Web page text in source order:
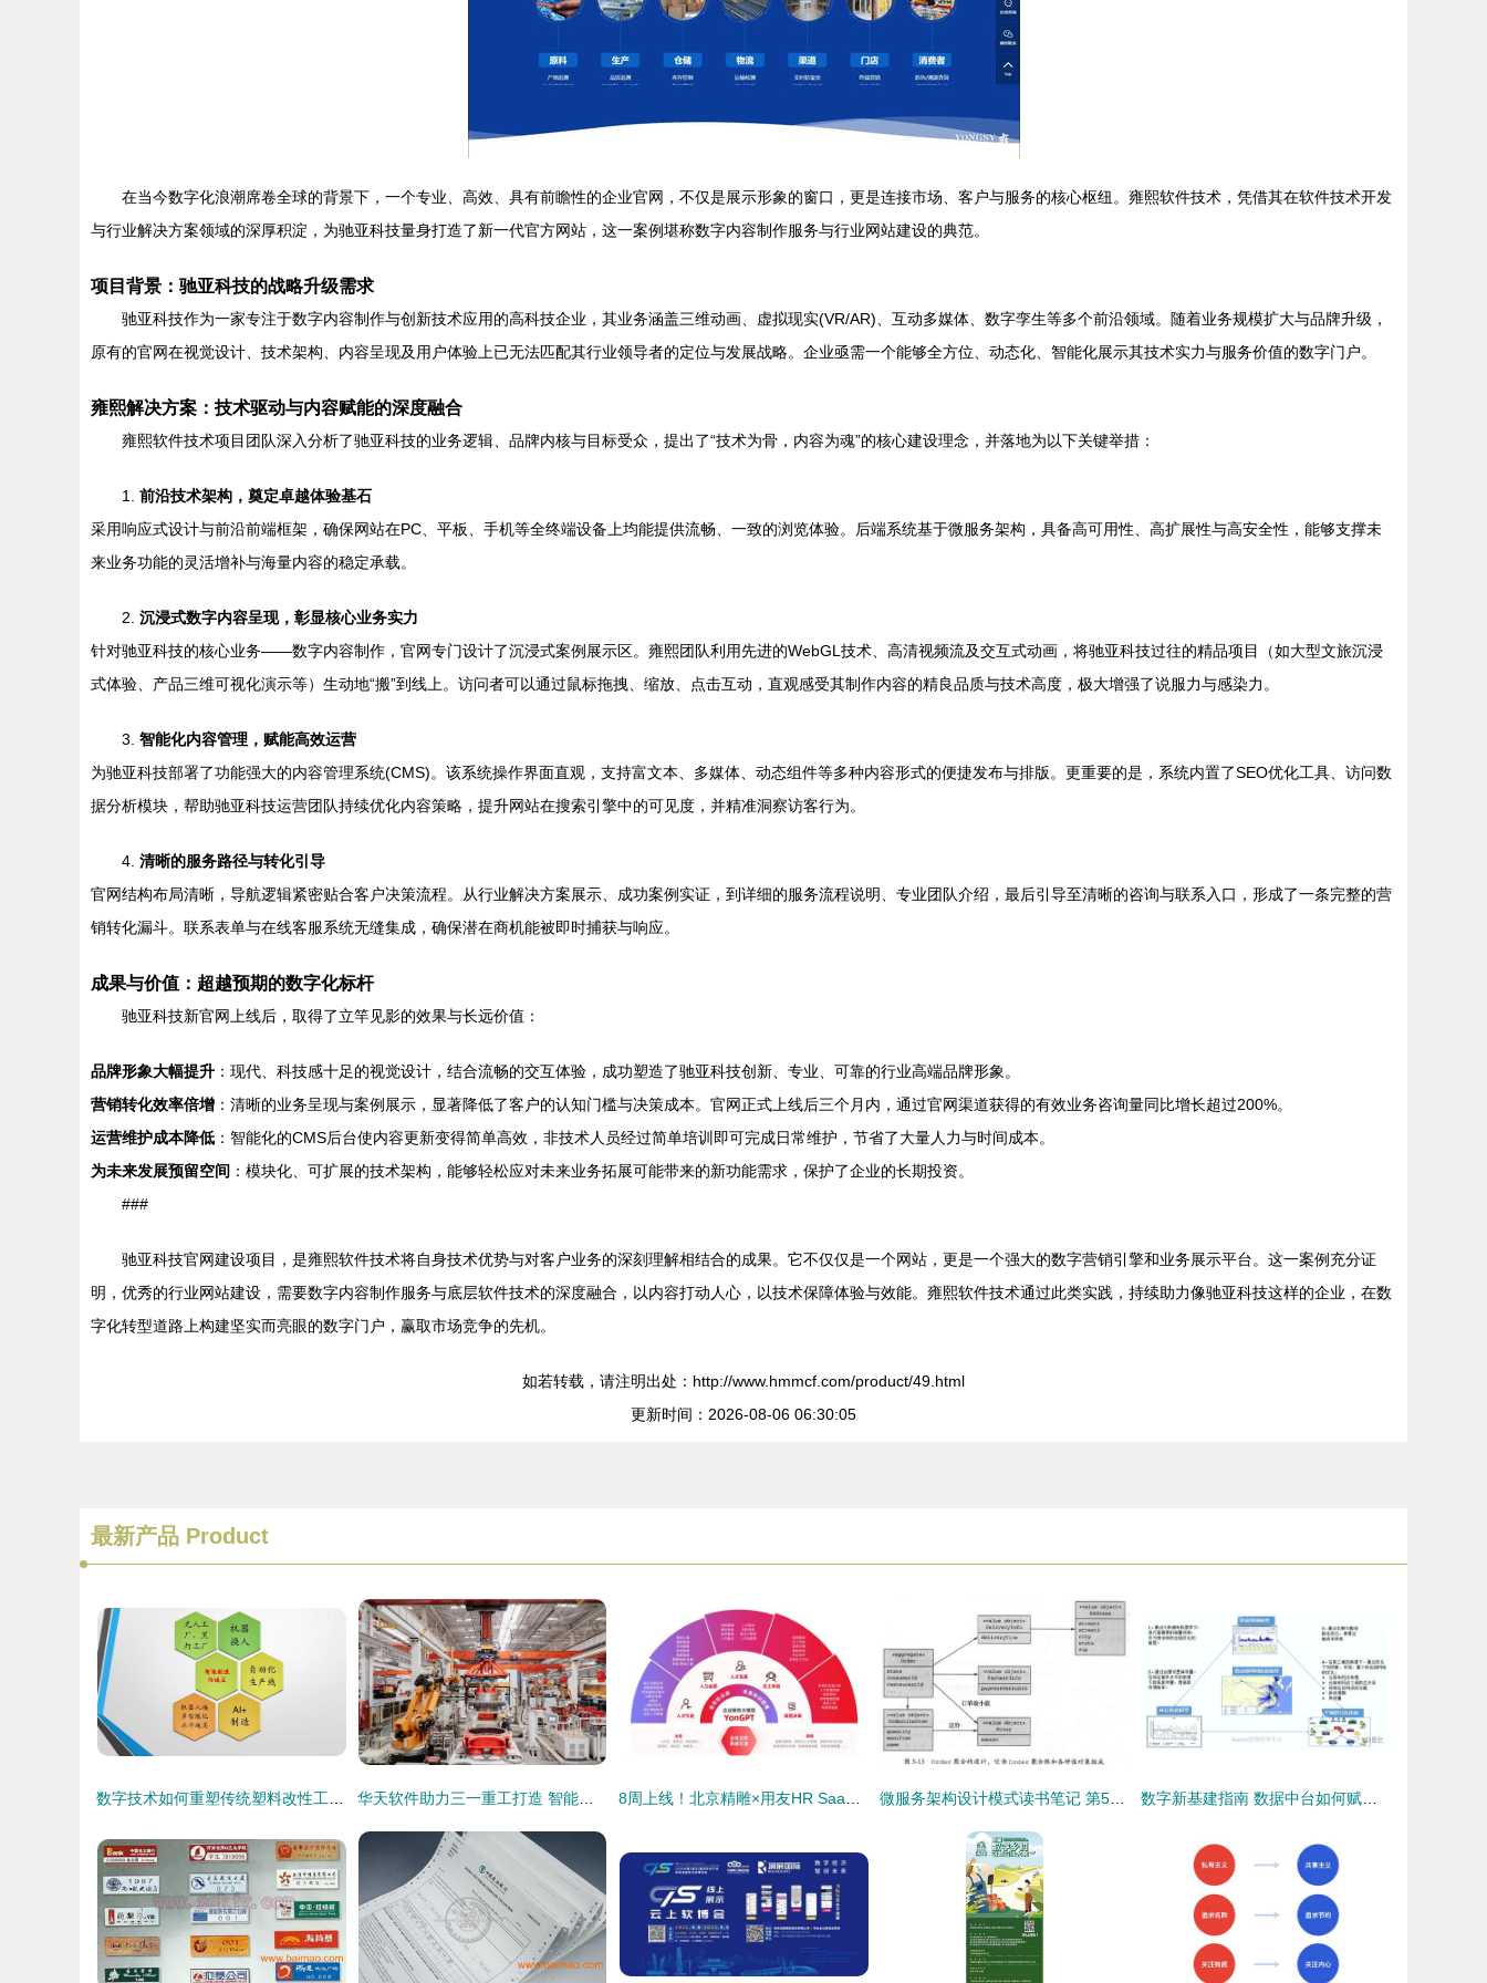
在当今数字化浪潮席卷全球的背景下，一个专业、高效、具有前瞻性的企业官网，不仅是展示形象的窗口，更是连接市场、客户与服务的核心枢纽。雍熙软件技术，凭借其在软件技术开发
与行业解决方案领域的深厚积淀，为驰亚科技量身打造了新一代官方网站，这一案例堪称数字内容制作服务与行业网站建设的典范。
项目背景：驰亚科技的战略升级需求
驰亚科技作为一家专注于数字内容制作与创新技术应用的高科技企业，其业务涵盖三维动画、虚拟现实(VR/AR)、互动多媒体、数字孪生等多个前沿领域。随着业务规模扩大与品牌升级，
原有的官网在视觉设计、技术架构、内容呈现及用户体验上已无法匹配其行业领导者的定位与发展战略。企业亟需一个能够全方位、动态化、智能化展示其技术实力与服务价值的数字门户。
雍熙解决方案：技术驱动与内容赋能的深度融合
雍熙软件技术项目团队深入分析了驰亚科技的业务逻辑、品牌内核与目标受众，提出了“技术为骨，内容为魂”的核心建设理念，并落地为以下关键举措：
1. 前沿技术架构，奠定卓越体验基石
采用响应式设计与前沿前端框架，确保网站在PC、平板、手机等全终端设备上均能提供流畅、一致的浏览体验。后端系统基于微服务架构，具备高可用性、高扩展性与高安全性，能够支撑未
来业务功能的灵活增补与海量内容的稳定承载。
2. 沉浸式数字内容呈现，彰显核心业务实力
针对驰亚科技的核心业务——数字内容制作，官网专门设计了沉浸式案例展示区。雍熙团队利用先进的WebGL技术、高清视频流及交互式动画，将驰亚科技过往的精品项目（如大型文旅沉浸
式体验、产品三维可视化演示等）生动地“搬”到线上。访问者可以通过鼠标拖拽、缩放、点击互动，直观感受其制作内容的精良品质与技术高度，极大增强了说服力与感染力。
3. 智能化内容管理，赋能高效运营
为驰亚科技部署了功能强大的内容管理系统(CMS)。该系统操作界面直观，支持富文本、多媒体、动态组件等多种内容形式的便捷发布与排版。更重要的是，系统内置了SEO优化工具、访问数
据分析模块，帮助驰亚科技运营团队持续优化内容策略，提升网站在搜索引擎中的可见度，并精准洞察访客行为。
4. 清晰的服务路径与转化引导
官网结构布局清晰，导航逻辑紧密贴合客户决策流程。从行业解决方案展示、成功案例实证，到详细的服务流程说明、专业团队介绍，最后引导至清晰的咨询与联系入口，形成了一条完整的营
销转化漏斗。联系表单与在线客服系统无缝集成，确保潜在商机能被即时捕获与响应。
成果与价值：超越预期的数字化标杆
驰亚科技新官网上线后，取得了立竿见影的效果与长远价值：
品牌形象大幅提升 ：现代、科技感十足的视觉设计，结合流畅的交互体验，成功塑造了驰亚科技创新、专业、可靠的行业高端品牌形象。
营销转化效率倍增 ：清晰的业务呈现与案例展示，显著降低了客户的认知门槛与决策成本。官网正式上线后三个月内，通过官网渠道获得的有效业务咨询量同比增长超过200%。
运营维护成本降低 ：智能化的CMS后台使内容更新变得简单高效，非技术人员经过简单培训即可完成日常维护，节省了大量人力与时间成本。
为未来发展预留空间 ：模块化、可扩展的技术架构，能够轻松应对未来业务拓展可能带来的新功能需求，保护了企业的长期投资。
###
驰亚科技官网建设项目，是雍熙软件技术将自身技术优势与对客户业务的深刻理解相结合的成果。它不仅仅是一个网站，更是一个强大的数字营销引擎和业务展示平台。这一案例充分证
明，优秀的行业网站建设，需要数字内容制作服务与底层软件技术的深度融合，以内容打动人心，以技术保障体验与效能。雍熙软件技术通过此类实践，持续助力像驰亚科技这样的企业，在数
字化转型道路上构建坚实而亮眼的数字门户，赢取市场竞争的先机。
如若转载，请注明出处：http://www.hmmcf.com/product/49.html
更新时间：2026-08-06 06:30:05
最新产品 Product